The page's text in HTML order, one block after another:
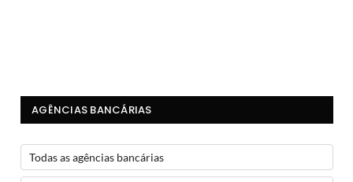
AGÊNCIAS BANCÁRIAS
Todas as agências bancárias